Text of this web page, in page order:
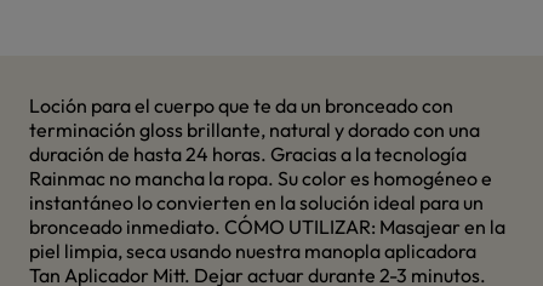
Loción para el cuerpo que te da un bronceado con
terminación gloss brillante, natural y dorado con una
duración de hasta 24 horas. Gracias a la tecnología
Rainmac no mancha la ropa. Su color es homogéneo e
instantáneo lo convierten en la solución ideal para un
bronceado inmediato. CÓMO UTILIZAR: Masajear en la
piel limpia, seca usando nuestra manopla aplicadora
Tan Aplicador Mitt. Dejar actuar durante 2-3 minutos.